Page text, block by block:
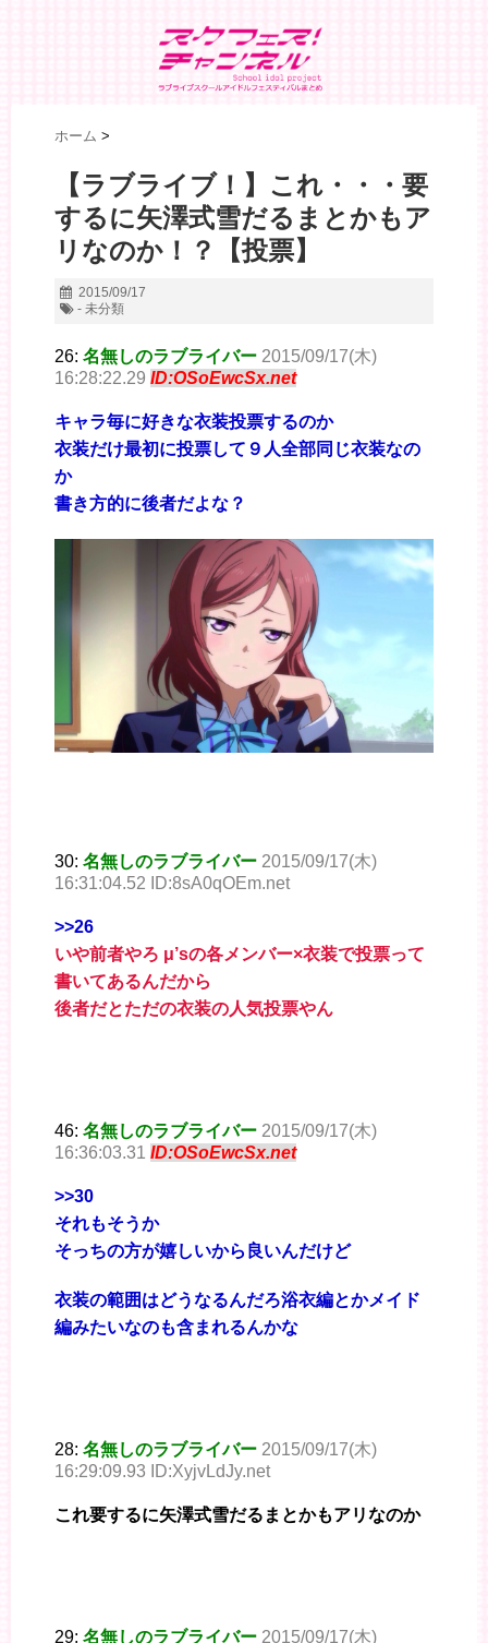
ホーム >
【ラブライブ！】これ・・・要
するに矢澤式雪だるまとかもア
リなのか！？【投票】
2015/09/17
- 未分類
26: 名無しのラブライバー 2015/09/17(木)
16:28:22.29 ID:OSoEwcSx.net
キャラ毎に好きな衣装投票するのか
衣装だけ最初に投票して９人全部同じ衣装なの
か
書き方的に後者だよな？
30: 名無しのラブライバー 2015/09/17(木)
16:31:04.52 ID:8sA0qOEm.net
>>26
いや前者やろ μ’sの各メンバー×衣装で投票って
書いてあるんだから
後者だとただの衣装の人気投票やん
46: 名無しのラブライバー 2015/09/17(木)
16:36:03.31 ID:OSoEwcSx.net
>>30
それもそうか
そっちの方が嬉しいから良いんだけど
衣装の範囲はどうなるんだろ浴衣編とかメイド
編みたいなのも含まれるんかな
28: 名無しのラブライバー 2015/09/17(木)
16:29:09.93 ID:XyjvLdJy.net
これ要するに矢澤式雪だるまとかもアリなのか
29: 名無しのラブライバー 2015/09/17(木)